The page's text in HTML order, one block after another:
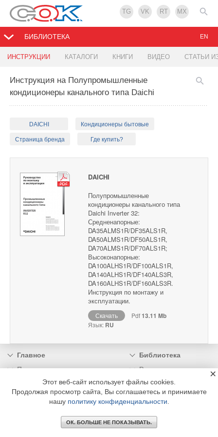
TG VK RT MX
БИБЛИОТЕКА
ИНСТРУКЦИИ КАТАЛОГИ КНИГИ ВИДЕО СТАТЬИ
EN
Инструкция на Полупромышленные
кондиционеры канального типа Daichi
DAICHI Кондиционеры бытовые
Страница бренда Где купить?
DAICHI
Полупромышленные
кондиционеры канального типа
Daichi Inverter 32:
Средненапорные:
DA35ALMS1R/DF35ALS1R,
DA50ALMS1R/DF50ALS1R,
DA70ALMS1R/DF70ALS1R;
Высоконапорные:
DA100ALHS1R/DF100ALS1R,
DA140ALHS1R/DF140ALS3R,
DA160ALHS1R/DF160ALS3R.
Инструкция по монтажу и
эксплуатации.
Скачать Pdf13.11 Mb
Язык: RU
Главное
Библиотека
Подписка
Реклама
Информация
© 2002 - 2026 OOO Издательский дом «МЕДИА ТЕХНОЛОДЖИ» +7 (495) 665-00-
Этот веб-сайт использует файлы cookies.
Продолжая просмотр сайта, Вы соглашаетесь и принимаете
нашу политику конфиденциальности
ОК. БОЛЬШЕ НЕ ПОКАЗЫВАТЬ.
×